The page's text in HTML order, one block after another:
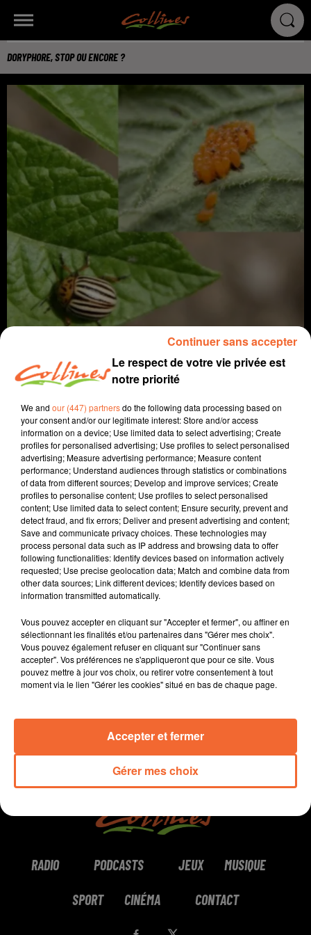
DORYPHORE, STOP OU ENCORE ?
agriculture doryphore
25 juin 2026 - 6 min 1 sec
DORYPHORE, STOP OU ENCORE ?
Jacqueline Pinon
A travers champs
Avec Ludo et Jacqueline, COLLINES porte un regard
différent sur l'agriculture chaque semaine le jeudi à
7h40 et le dimanche à 9h30.
0:00 6 min 1 sec
RADIO PODCASTS JEUX MUSIQUE
SPORT CINÉMA CONTACT
Le respect de votre vie privée est
notre priorité
We and our (447) partnersdo the following data processing based on
your consent and/or our legitimate interest: Store and/or access
information on a device; Use limited data to select advertising; Create
profiles for personalised advertising; Use profiles to select personalised
advertising; Measure advertising performance; Measure content
performance; Understand audiences through statistics or combinations
of data from different sources; Develop and improve services; Create
profiles to personalise content; Use profiles to select personalised
content; Use limited data to select content; Ensure security, prevent and
detect fraud, and fix errors; Deliver and present advertising and content;
Save and communicate privacy choices. These technologies may
process personal data such as IP address and browsing data to offer
following functionalities: Identify devices based on information actively
requested; Use precise geolocation data; Match and combine data from
other data sources; Link different devices; Identify devices based on
information transmitted automatically.
Vous pouvez accepter en cliquant sur "Accepter et fermer", ou affiner en
sélectionnant les finalités et/ou partenaires dans "Gérer mes choix".
Vous pouvez également refuser en cliquant sur "Continuer sans
accepter". Vos préférences ne s'appliqueront que pour ce site. Vous
pouvez mettre à jour vos choix, ou retirer votre consentement à tout
moment via le lien "Gérer les cookies" situé en bas de chaque page.
Gérer mes choix
Accepter et fermer
Continuer sans accepter